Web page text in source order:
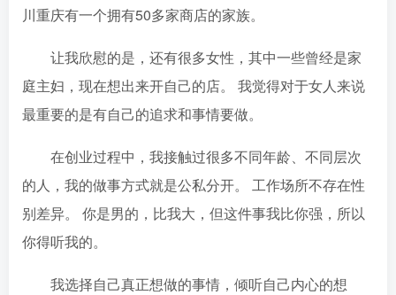
川重庆有一个拥有50多家商店的家族。
让我欣慰的是，还有很多女性，其中一些曾经是家
庭主妇，现在想出来开自己的店。 我觉得对于女人来说
最重要的是有自己的追求和事情要做。
在创业过程中，我接触过很多不同年龄、不同层次
的人，我的做事方式就是公私分开。 工作场所不存在性
别差异。 你是男的，比我大，但这件事我比你强，所以
你得听我的。
我选择自己真正想做的事情，倾听自己内心的想